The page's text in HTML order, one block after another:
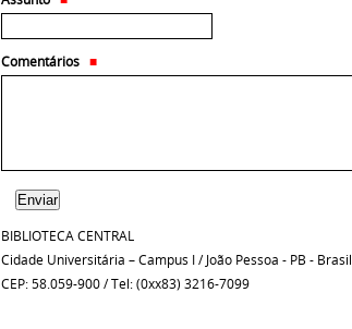
Comentários
BIBLIOTECA CENTRAL
Cidade Universitária – Campus I / João Pessoa - PB - Brasil
CEP: 58.059-900 / Tel: (0xx83) 3216-7099